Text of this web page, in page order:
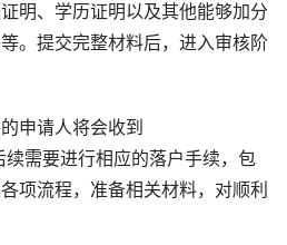
明、学历证明以及其他能够加分
。提交完整材料后，进入审核阶
申请人将会收到
需要进行相应的落户手续，包
项流程，准备相关材料，对顺利